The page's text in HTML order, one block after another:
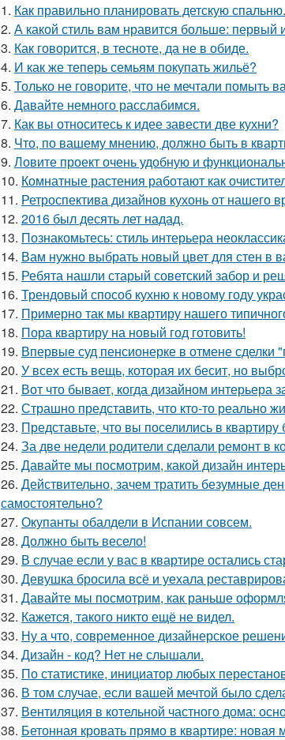
1. Как правильно планировать детскую спальню.
2. А какой стиль вам нравится больше: первый
3. Как говорится, в тесноте, да не в обиде.
4. И как же теперь семьям покупать жильё?
5. Только не говорите, что не мечтали помыть
6. Давайте немного расслабимся.
7. Как вы относитесь к идее завести две кухни?
8. Что, по вашему мнению, должно быть в
9. Ловите проект очень удобную и
10. Комнатные растения работают как
11. Ретроспектива дизайнов кухонь от нашего
12. 2016 был десять лет надад.
13. Познакомьтесь: стиль интерьера
14. Вам нужно выбрать новый цвет для стен в
15. Ребята нашли старый советский забор и
16. Трендовый способ кухню к новому году
17. Примерно так мы квартиру нашего
18. Пора квартиру на новый год готовить!
19. Впервые суд пенсионерке в отмене
20. У всех есть вещь, которая их бесит, но
21. Вот что бывает, когда дизайном интерьера
22. Страшно представить, что кто-то реально
23. Представьте, что вы поселились в квартиру
24. За две недели родители сделали ремонт в
25. Давайте мы посмотрим, какой дизайн
26. Действительно, зачем тратить безумные
самостоятельно?
27. Окупанты обалдели в Испании совсем.
28. Должно быть весело!
29. В случае если у вас в квартире остались
30. Девушка бросила всё и уехала
31. Давайте мы посмотрим, как раньше
32. Кажется, такого никто ещё не видел.
33. Ну а что, современное дизайнерское
34. Дизайн - код? Нет не слышали.
35. По статистике, инициатор любых
36. В том случае, если вашей мечтой было
37. Вентиляция в котельной частного дома:
38. Бетонная кровать прямо в квартире: новая